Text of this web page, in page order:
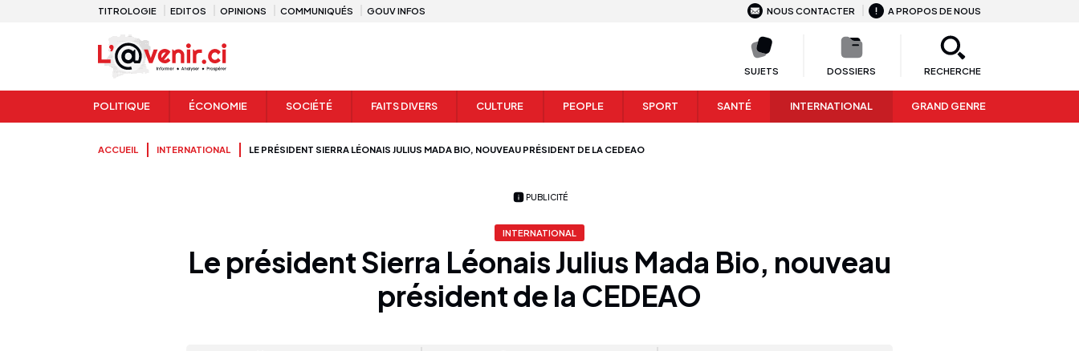
TITROLOGIE EDITOS OPINIONS COMMUNIQUÉS GOUV INFOS NOUS CONTACTER A PROPOS DE NOUS
SUJETS DOSSIERS RECHERCHE
POLITIQUE ÉCONOMIE SOCIÉTÉ FAITS DIVERS CULTURE PEOPLE SPORT SANTÉ INTERNATIONAL GRAND GENRE
ACCUEIL INTERNATIONAL LE PRÉSIDENT SIERRA LÉONAIS JULIUS MADA BIO, NOUVEAU PRÉSIDENT DE LA CEDEAO
PUBLICITÉ
INTERNATIONAL
Le président Sierra Léonais Julius Mada Bio, nouveau
président de la CEDEAO